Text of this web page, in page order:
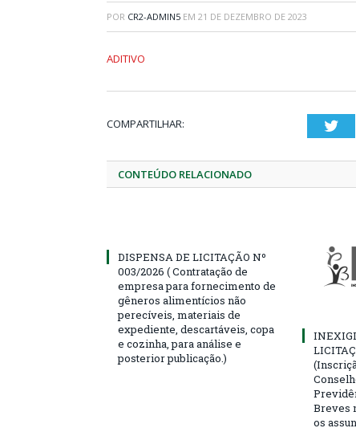
POR CR2-ADMIN5 EM 21 DE DEZEMBRO DE 2023
ADITIVO
COMPARTILHAR:
CONTEÚDO RELACIONADO
DISPENSA DE LICITAÇÃO Nº
003/2026 ( Contratação de
empresa para fornecimento de
gêneros alimentícios não
perecíveis, materiais de
expediente, descartáveis, copa
e cozinha, para análise e
posterior publicação.)
Breves
os